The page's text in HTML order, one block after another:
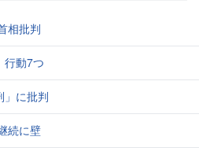
相批判
行動7つ
」に批判
続に壁